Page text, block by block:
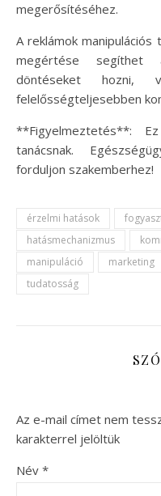
megerősítéséhez.
A reklámok manipulációs
megértése segíthet
döntéseket hozni,
felelősségteljesebben
**Figyelmeztetés**:
tanácsnak.
forduljon szakemberhez!
érzelmi hatások
hatásmechanizmus
manipuláció
marketing
tudatosság
Az e-mail címet nem
karakterrel jelöltük
Név *